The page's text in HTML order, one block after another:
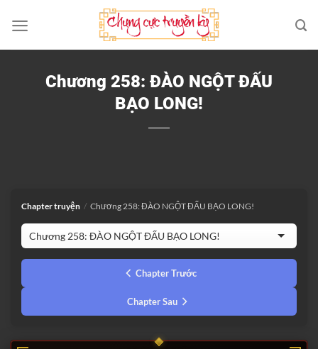
qua
nội
Chương 258: ĐÀO NGỘT ĐẤU
BẠO LONG!
Chapter truyện / Chương 258: ĐÀO NGỘT ĐẤU BẠO LONG!
Chapter Trước
Chapter Sau